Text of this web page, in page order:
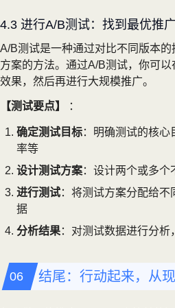
4.3 进行A/B测试：找到最优推
A/B测试是一种通过对比不同版本
方案的方法。通过A/B测试，你可
效果，然后再进行大规模推广。
【测试要点】 ：
确定测试目标：明确测试的核
率等
设计测试方案：设计两个或多
进行测试：将测试方案分配给
据
分析结果：对测试数据进行分析
结尾：行动起来，从